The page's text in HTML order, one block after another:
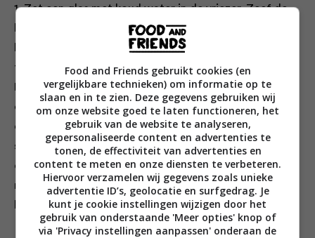
1. Zet een glas met koud water in de vriezer. Zeef de
bloem boven een mengkom. Voeg de boter toe en
kneed het met koele vingertoppen kort door de bloem
tot een kruimelig deeg dat lijkt op zandkorrels.
Meng de poedersuiker, het zout en het cacaopoeder
er losjes door. Voeg de eidooiers toe en kneed snel tot
een egaal deeg. Voeg als het deeg te droog is en snel
scheurt 1 of 2 theelepels ijskoud water toe. Je kunt het
deeg ook in de keukenmachine maken, maar laat het
niet te lang draaien. Verpak het deeg in plasticfolie en
laat het 1 uur in de koelkast rusten.
Food and Friends gebruikt cookies (en
vergelijkbare technieken) om informatie op te
slaan en in te zien. Deze gegevens gebruiken wij
om onze website goed te laten functioneren, het
gebruik van de website te analyseren,
gepersonaliseerde content en advertenties te
tonen, de effectiviteit van advertenties en
content te meten en onze diensten te verbeteren.
Hiervoor verzamelen wij gegevens zoals unieke
advertentie ID’s, geolocatie en surfgedrag. Je
kunt je cookie instellingen wijzigen door het
gebruik van onderstaande 'Meer opties' knop of
via 'Privacy instellingen aanpassen' onderaan de